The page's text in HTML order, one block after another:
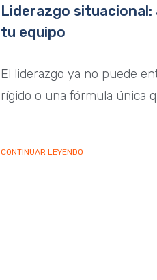
Liderazgo
tu equipo
El liderazgo ya no puede
rígido o una fórmula única
CONTINUAR LEYENDO